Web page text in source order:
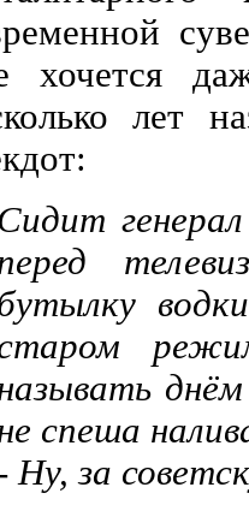
хочется
лет
спеша
Ну, за